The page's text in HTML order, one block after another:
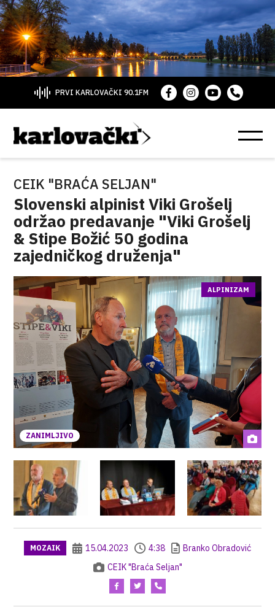
PRVI KARLOVAČKI 90.1FM
CEIK "BRAĆA SELJAN"
Slovenski alpinist Viki Grošelj
održao predavanje "Viki Grošelj
& Stipe Božić 50 godina
zajedničkog druženja"
ZANIMLJIVO
ALPINIZAM
MOZAIK 15.04.2023 4:38
Branko Obradović
CEIK "Braća Seljan"